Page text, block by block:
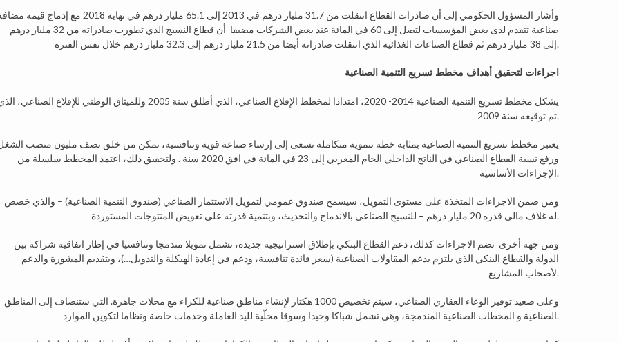
وأشار المسؤول الحكومي إلى أن صادرات القطاع انتقلت من 31.7 مليار درهم في 2013 إلى 65.1 مليار درهم في نهاية 2018 مع إدماج
صناعية تتقدم لدى بعض المؤسسات لتصل إلى 60 في المائة عند بعض الشركات مضيفا أن قطاع النسيج الذي تطورت صادراته من 32 مليار درهم
إلى 38 مليار درهم ثم قطاع الصناعات الغذائية الذي انتقلت صادراته أيضا من 21.5 مليار درهم إلى 32.3 مليار درهم خلال نفس الفترة.
اجراءات لتحقيق أهداف مخطط تسريع التنمية الصناعية
يشكل مخطط تسريع التنمية الصناعية 2014- 2020، امتدادا لمخطط الإقلاع الصناعي، الذي أطلق سنة 2005 وللميثاق الوطني للإقلاع الصناعي،
تم توقيعه سنة 2009.
يعتبر مخطط تسريع التنمية الصناعية بمثابة خطة تنموية متكاملة تسعى إلى إرساء صناعة قوية وتنافسية، تمكن من خلق نصف مليون منصب
ورفع نسبة القطاع الصناعي في الناتج الداخلي الخام المغربي إلى 23 في المائة في افق 2020 سنة . ولتحقيق ذلك، اعتمد المخطط سلسلة من
الإجراءات الأساسية.
ومن ضمن الاجراءات المتخذة على مستوى التمويل، سيسمح صندوق عمومي لتمويل الاستثمار الصناعي (صندوق التنمية الصناعية) – والذي خصص
له غلاف مالي قدره 20 مليار درهم – للنسيج الصناعي بالاندماج والتحديث، وبتنمية قدرته على تعويض المنتوجات المستوردة.
ومن جهة أخرى تضم الاجراءات كذلك، دعم القطاع البنكي بإطلاق استراتيجية جديدة، تشمل تمويلا مندمجا وتنافسيا في إطار اتفاقية شراكة بين
الدولة والقطاع البنكي الذي يلتزم بدعم المقاولات الصناعية (سعر فائدة تنافسية، ودعم في إعادة الهيكلة والتدويل…)، وبتقديم المشورة والدعم
لأصحاب المشاريع.
وعلى صعيد توفير الوعاء العقاري الصناعي، سيتم تخصيص 1000 هكتار لإنشاء مناطق صناعية للكراء مع محلات جاهزة. التي ستنضاف إلى المناطق
الصناعية و المحطات الصناعية المندمجة، وهي تشمل شباكا وحيدا وسوقا محلّية لليد العاملة وخدمات خاصة ونظاما لتكوين الموارد.